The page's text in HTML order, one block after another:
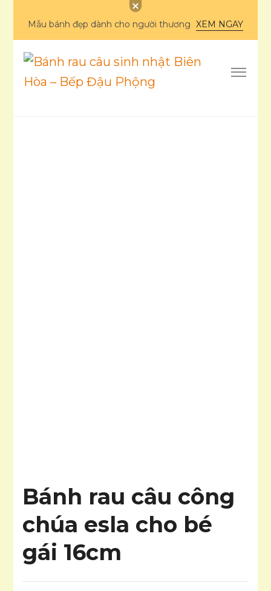
Mẫu bánh đẹp dành cho người thương XEM NGAY
Bánh rau câu sinh
nhật Biên Hòa – Bếp
Bánh rau câu công
chúa esla cho bé
gái 16cm